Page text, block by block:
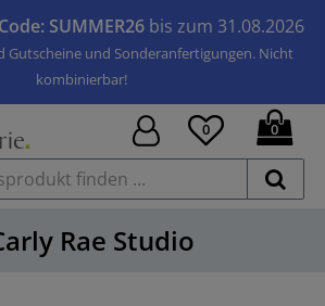
SUMMER26 bis zum 31.08.2026
Gutscheine und Sonderanfertigungen. Nicht
kombinierbar!
0 0
Rae Studio